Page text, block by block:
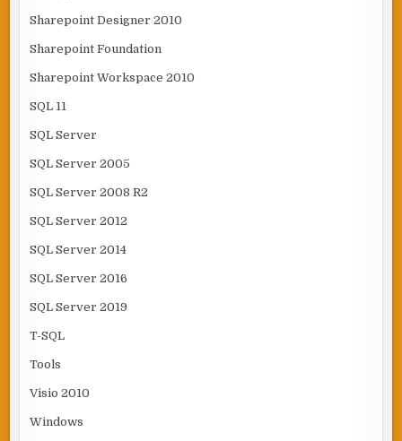
Sharepoint Designer 2010
Sharepoint Foundation
Sharepoint Workspace 2010
SQL 11
SQL Server
SQL Server 2005
SQL Server 2008 R2
SQL Server 2012
SQL Server 2014
SQL Server 2016
SQL Server 2019
T-SQL
Tools
Visio 2010
Windows